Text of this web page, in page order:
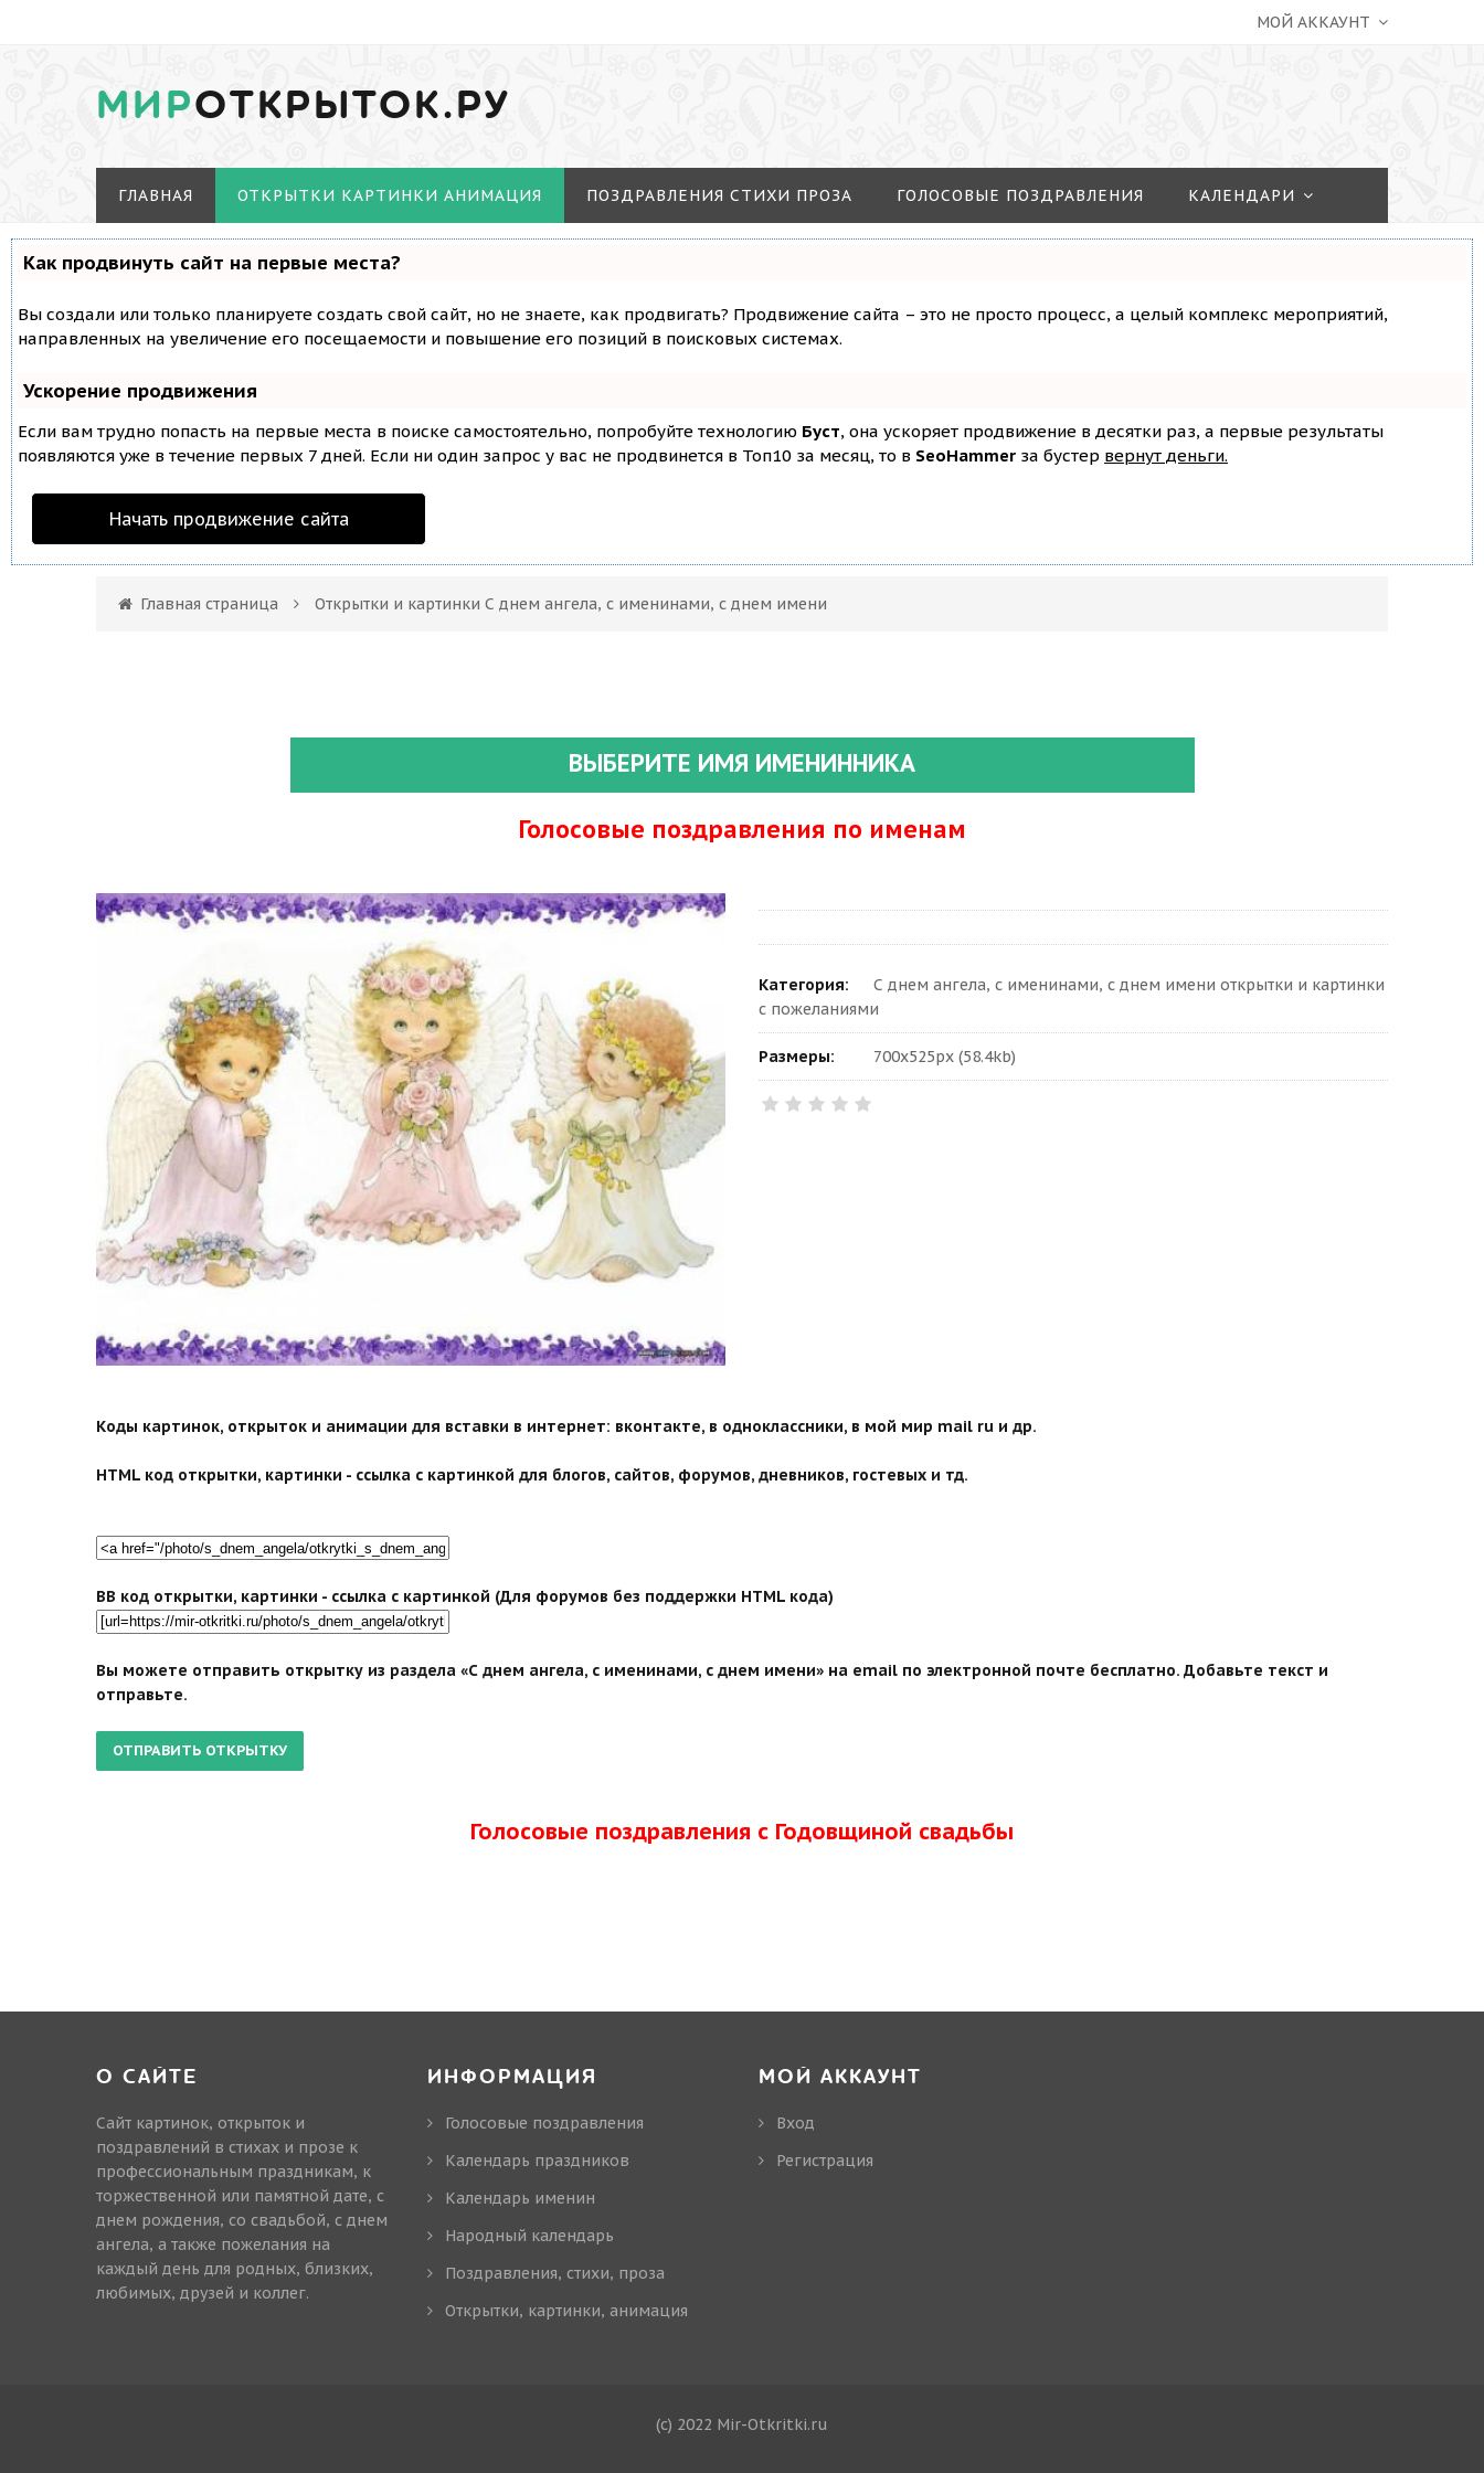
МОЙ АККАУНТ
МИРОТКРЫТОК.РУ
ГЛАВНАЯ ОТКРЫТКИ КАРТИНКИ АНИМАЦИЯ ПОЗДРАВЛЕНИЯ СТИХИ ПРОЗА ГОЛОСОВЫЕ ПОЗДРАВЛЕНИЯ КАЛЕНДАРИ
Как продвинуть сайт на первые места?
Вы создали или только планируете создать свой сайт, но не знаете, как продвигать? Продвижение сайта – это не просто процесс, а целый комплекс мероприятий,
направленных на увеличение его посещаемости и повышение его позиций в поисковых системах.
Ускорение продвижения
Если вам трудно попасть на первые места в поиске самостоятельно, попробуйте технологию Буст, она ускоряет продвижение в десятки раз, а первые результаты
появляются уже в течение первых 7 дней. Если ни один запрос у вас не продвинется в Топ10 за месяц, то в SeoHammer за бустер вернут деньги.
Начать продвижение сайта
Главная страница Открытки и картинки С днем ангела, с именинами, с днем имени
ВЫБЕРИТЕ ИМЯ ИМЕНИННИКА
Голосовые поздравления по именам
Категория:
С днем ангела, с именинами, с днем имени открытки и картинки
с пожеланиями
Размеры: 700x525px (58.4kb)
Коды картинок, открыток и анимации для вставки в интернет: вконтакте, в одноклассники, в мой мир mail ru и др.
HTML код открытки, картинки - ссылка с картинкой для блогов, сайтов, форумов, дневников, гостевых и тд.
BB код открытки, картинки - ссылка с картинкой (Для форумов без поддержки HTML кода)
Вы можете отправить открытку из раздела «С днем ангела, с именинами, с днем имени» на email по электронной почте бесплатно. Добавьте текст и
отправьте.
Голосовые поздравления с Годовщиной свадьбы
О САЙТЕ
Сайт картинок, открыток и
поздравлений в стихах и прозе к
профессиональным праздникам, к
торжественной или памятной дате, с
днем рождения, со свадьбой, с днем
ангела, а также пожелания на
каждый день для родных, близких,
любимых, друзей и коллег.
ИНФОРМАЦИЯ
Голосовые поздравления
Календарь праздников
Календарь именин
Народный календарь
Поздравления, стихи, проза
Открытки, картинки, анимация
МОЙ АККАУНТ
Вход
Регистрация
(c) 2022 Mir-Otkritki.ru